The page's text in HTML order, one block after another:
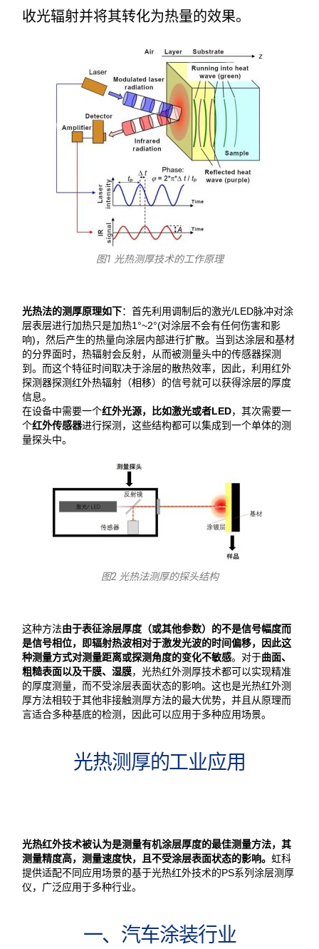
收光辐射并将其转化为热量的效果。
图1 光热测厚技术的工作原理
光热法的测厚原理如下：首先利用调制后的激光/LED脉冲对涂
层表层进行加热只是加热1°~2°(对涂层不会有任何伤害和影
响)，然后产生的热量向涂层内部进行扩散。当到达涂层和基材
的分界面时，热辐射会反射，从而被测量头中的传感器探测
到。而这个特征时间取决于涂层的散热效率，因此，利用红外
探测器探测红外热辐射（相移）的信号就可以获得涂层的厚度
信息。
在设备中需要一个红外光源，比如激光或者LED，其次需要一
个红外传感器进行探测，这些结构都可以集成到一个单体的测
量探头中。
图2 光热法测厚的探头结构
这种方法由于表征涂层厚度（或其他参数）的不是信号幅度而
是信号相位，即辐射热波相对于激发光波的时间偏移，因此这
种测量方式对测量距离或探测角度的变化不敏感。对于曲面、
粗糙表面以及干膜、湿膜，光热红外测厚技术都可以实现精准
的厚度测量，而不受涂层表面状态的影响。这也是光热红外测
厚方法相较于其他非接触测厚方法的最大优势，并且从原理而
言适合多种基底的检测，因此可以应用于多种应用场景。
光热测厚的工业应用
光热红外技术被认为是测量有机涂层厚度的最佳测量方法，其
测量精度高，测量速度快，且不受涂层表面状态的影响。虹科
提供适配不同应用场景的基于光热红外技术的PS系列涂层测厚
仪，广泛应用于多种行业。
一、汽车涂装行业